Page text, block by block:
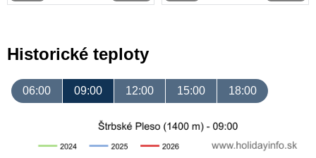
Historické teploty
06:00 09:00 12:00 15:00 18:00